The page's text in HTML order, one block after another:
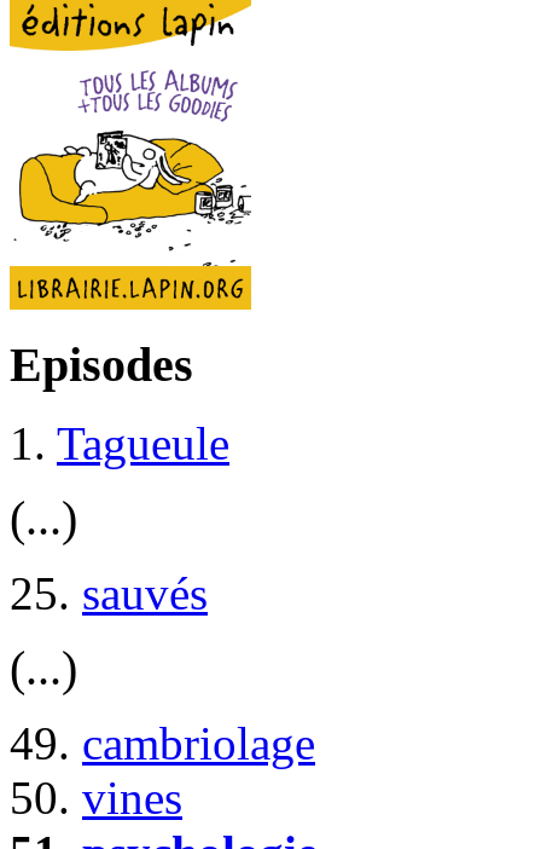
Episodes
1. Tagueule
(...)
25. sauvés
(...)
49. cambriolage
50. vines